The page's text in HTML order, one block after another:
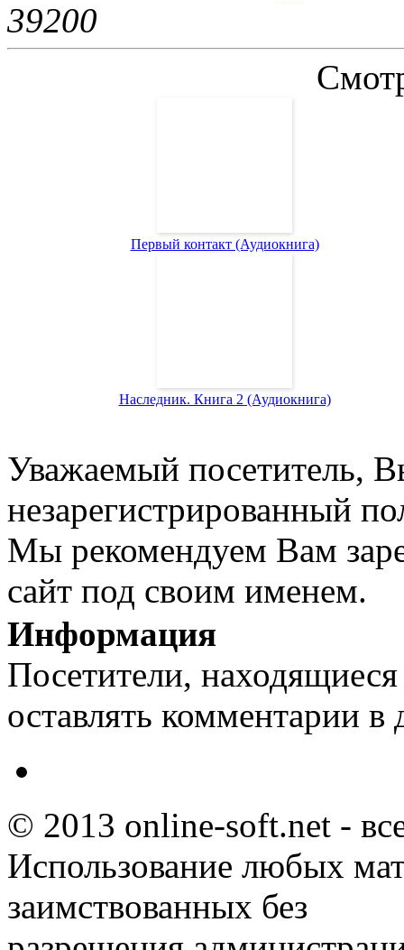
39200
Первый контакт (Аудиокнига)
Наследник. Книга 2 (Аудиокнига)
Уважаемый посетитель,
незарегистрированный
Мы рекомендуем Вам
сайт под своим именем.
Информация
Посетители,
оставлять комментарии в
© 2013 online-soft.net -
Использование любых
заимствованных без